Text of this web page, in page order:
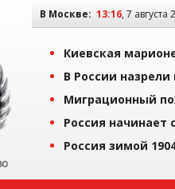
В Москве: 13:16, 7 августа
Киевская
В России
Миграционный
Россия начинает
Россия зимой